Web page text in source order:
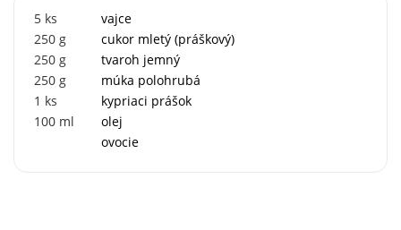
5 ks
vajce
250 g
cukor mletý (práškový)
250 g
tvaroh jemný
250 g
múka polohrubá
1 ks
kypriaci prášok
100 ml
olej
ovocie